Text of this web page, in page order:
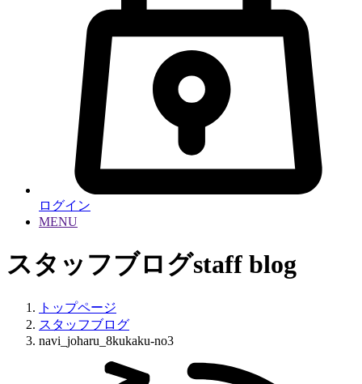
ログイン
MENU
スタッフブログstaff blog
トップページ
スタッフブログ
navi_joharu_8kukaku-no3